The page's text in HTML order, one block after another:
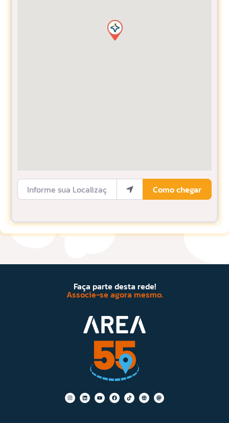
Informe sua Localização
Como chegar
Faça parte desta rede!
Associe-se agora mesmo.